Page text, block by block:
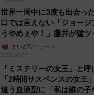
世界一周中に3度も出会っ
口では言えない「ジョー
うやめぇや！」藤井が猛
ん】まいどなニュース
2026.08.07
「ミステリーの女王」と
「2時間サスペンスの女
違う血液型に「私は誰の子